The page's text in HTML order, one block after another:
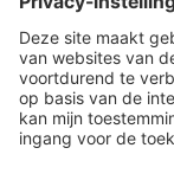
Andere toepassingen
Contact